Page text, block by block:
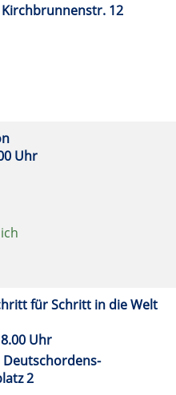
12
Uhr
für Schritt in die Welt
Uhr
Deutschordens-
2